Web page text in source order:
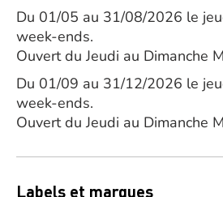
Du 01/05 au 31/08/2026 le
week-ends.
Ouvert du Jeudi au Dimanche
Du 01/09 au 31/12/2026 le
week-ends.
Ouvert du Jeudi au Dimanche
Labels et marques